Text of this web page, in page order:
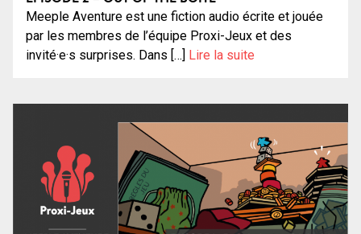
Meeple Aventure est une fiction audio écrite et jouée
par les membres de l’équipe Proxi-Jeux et des
invité·e·s surprises. Dans […] Lire la suite